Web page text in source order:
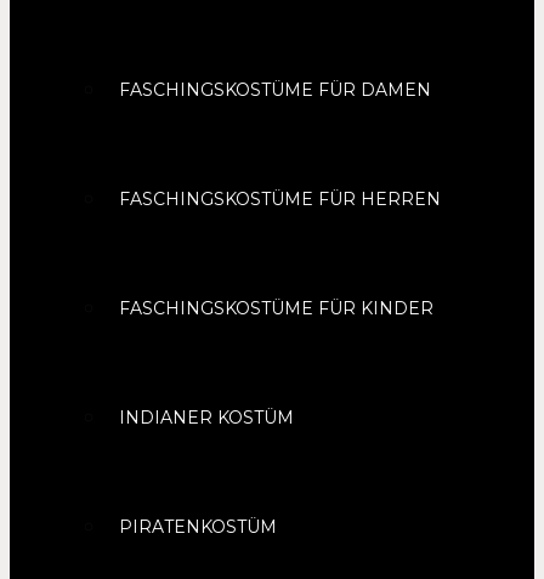
FASCHINGSKOSTÜME FÜR DAMEN
FASCHINGSKOSTÜME FÜR HERREN
FASCHINGSKOSTÜME FÜR KINDER
INDIANER KOSTÜM
PIRATENKOSTÜM